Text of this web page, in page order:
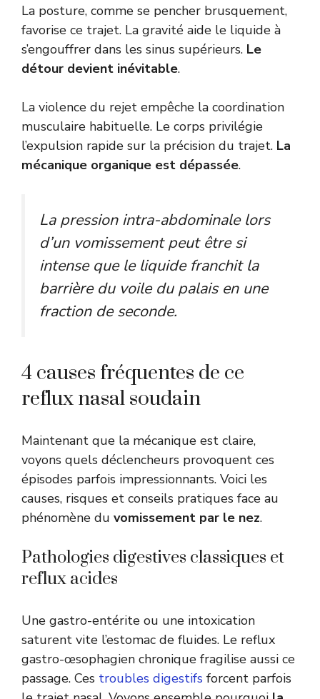
La posture, comme se pencher brusquement,
favorise ce trajet. La gravité aide le liquide à
s’engouffrer dans les sinus supérieurs. Le
détour devient inévitable.
La violence du rejet empêche la coordination
musculaire habituelle. Le corps privilégie
l’expulsion rapide sur la précision du trajet. La
mécanique organique est dépassée.
La pression intra-abdominale lors
d’un vomissement peut être si
intense que le liquide franchit la
barrière du voile du palais en une
fraction de seconde.
4 causes fréquentes de ce
reflux nasal soudain
Maintenant que la mécanique est claire,
voyons quels déclencheurs provoquent ces
épisodes parfois impressionnants. Voici les
causes, risques et conseils pratiques face au
phénomène du vomissement par le nez.
Pathologies digestives classiques et
reflux acides
Une gastro-entérite ou une intoxication
saturent vite l’estomac de fluides. Le reflux
gastro-œsophagien chronique fragilise aussi ce
passage. Ces troubles digestifs forcent parfois